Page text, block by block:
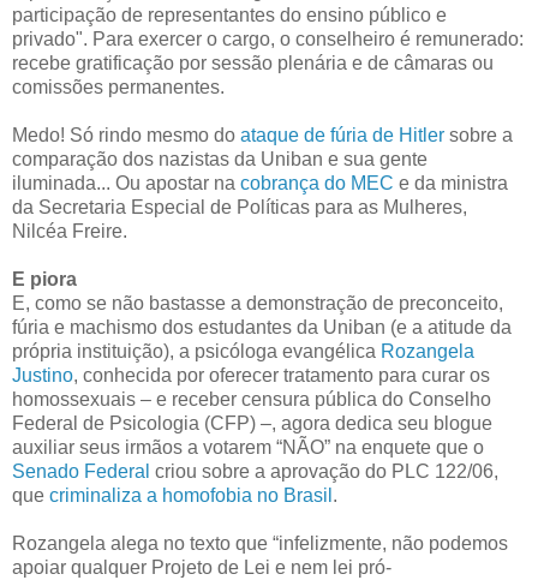
participação de representantes do ensino público e
privado". Para exercer o cargo, o conselheiro é remunerado:
recebe gratificação por sessão plenária e de câmaras ou
comissões permanentes.
Medo! Só rindo mesmo do ataque de fúria de Hitler sobre a
comparação dos nazistas da Uniban e sua gente
iluminada... Ou apostar na cobrança do MEC e da ministra
da Secretaria Especial de Políticas para as Mulheres,
Nilcéa Freire.
E piora
E, como se não bastasse a demonstração de preconceito,
fúria e machismo dos estudantes da Uniban (e a atitude da
própria instituição), a psicóloga evangélica Rozangela
Justino, conhecida por oferecer tratamento para curar os
homossexuais – e receber censura pública do Conselho
Federal de Psicologia (CFP) –, agora dedica seu blogue
auxiliar seus irmãos a votarem “NÃO” na enquete que o
Senado Federal criou sobre a aprovação do PLC 122/06,
que criminaliza a homofobia no Brasil .
Rozangela alega no texto que “infelizmente, não podemos
apoiar qualquer Projeto de Lei e nem lei pró-